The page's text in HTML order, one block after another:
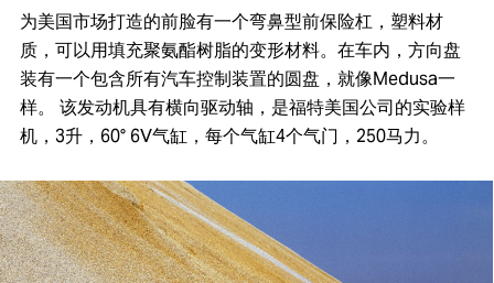
为美国市场打造的前脸有一个弯鼻型前保险杠，塑料材
质，可以用填充聚氨酯树脂的变形材料。在车内，方向盘
装有一个包含所有汽车控制装置的圆盘，就像Medusa一
样。 该发动机具有横向驱动轴，是福特美国公司的实验样
机，3升，60° 6V气缸，每个气缸4个气门，250马力。